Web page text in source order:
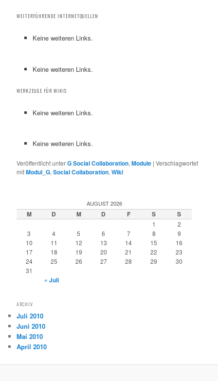
WEITERFÜHRENDE INTERNETQUELLEN
Keine weiteren Links.
Keine weiteren Links.
WERKZEUGE FÜR WIKIS
Keine weiteren Links.
Keine weiteren Links.
Veröffentlicht unterG Social Collaboration,Module |Verschlagwortet
mitModul_G,Social Collaboration,Wiki
AUGUST 2026
M D M D F S S
1
2
3
4 5 6 7 8
9
10
11 12 13 14 15
16
17
18 19 20 21 22
23
24
25 26 27 28 29
30
31
« Juli
ARCHIV
Juli 2010
Juni 2010
Mai 2010
April 2010